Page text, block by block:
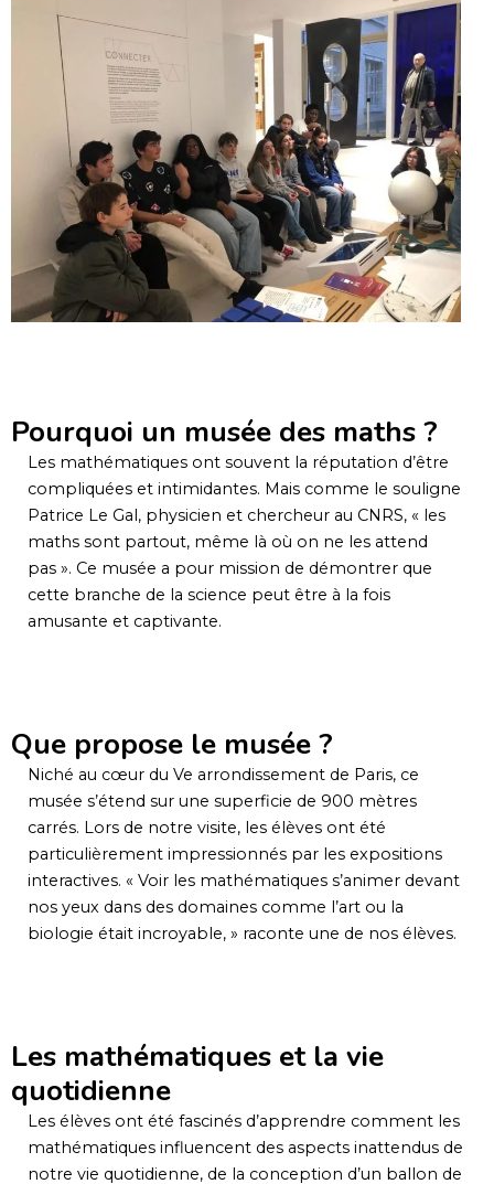
Pourquoi un musée des maths ?
Les mathématiques ont souvent la réputation d’être
compliquées et intimidantes. Mais comme le souligne
Patrice Le Gal, physicien et chercheur au CNRS, « les
maths sont partout, même là où on ne les attend
pas ». Ce musée a pour mission de démontrer que
cette branche de la science peut être à la fois
amusante et captivante.
Que propose le musée ?
Niché au cœur du Ve arrondissement de Paris, ce
musée s’étend sur une superficie de 900 mètres
carrés. Lors de notre visite, les élèves ont été
particulièrement impressionnés par les expositions
interactives. « Voir les mathématiques s’animer devant
nos yeux dans des domaines comme l’art ou la
biologie était incroyable, » raconte une de nos élèves.
Les mathématiques et la vie
quotidienne
Les élèves ont été fascinés d’apprendre comment les
mathématiques influencent des aspects inattendus de
notre vie quotidienne, de la conception d’un ballon de